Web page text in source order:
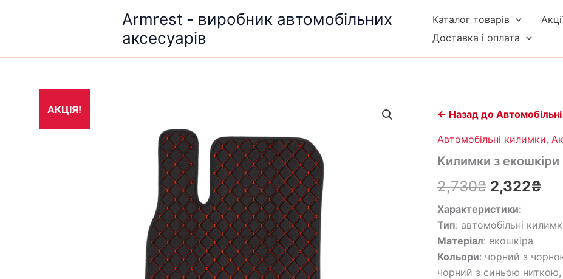
Armrest - виробник автомобільних
аксесуарів
Каталог товарів
Доставка і оплата
АКЦІЯ! ← Назад до
Автомобільні килимки,
Килимки з
2,730₴
2,730₴.
2,322₴
Характеристики:
Тип: автомобільні
Матеріал: екошкіра
Кольори: чорний з
чорний з синьою
з
комплект
ряд